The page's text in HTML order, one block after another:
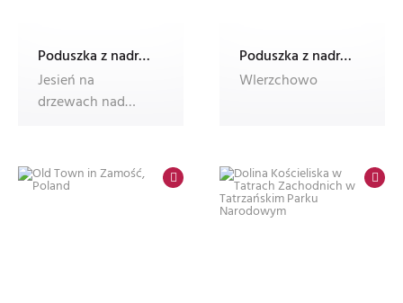
Poduszka z nadrukiem Dec'n'Roll, ze zdjęciem, foto poduszka
Jesień na
drzewach nad
Poduszka z nadrukiem Dec'n'Roll, ze zdjęciem, foto poduszka
WIerzchowo